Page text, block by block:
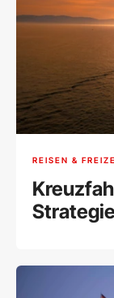
REISEN &